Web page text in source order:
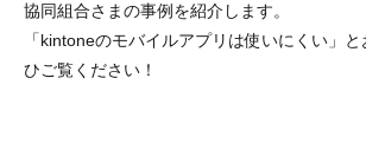
協同組合さまの事例を紹介します。
「kintoneのモバイルアプリは使いにくい」
ひご覧ください！